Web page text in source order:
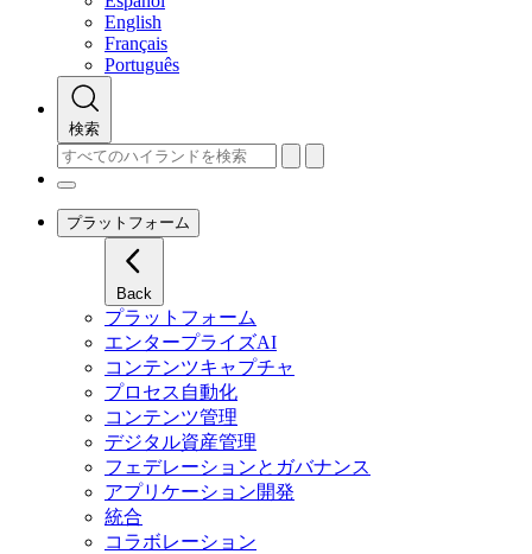
English
Français
Português
検索
プラットフォーム
Back
プラットフォーム
エンタープライズAI
コンテンツキャプチャ
プロセス自動化
コンテンツ管理
デジタル資産管理
フェデレーションとガバナンス
アプリケーション開発
統合
コラボレーション